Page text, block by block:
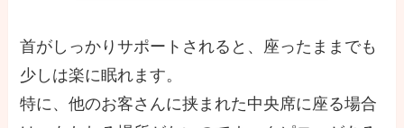
首がしっかりサポートされると、座ったままでも
少しは楽に眠れます。
特に、他のお客さんに挟まれた中央席に座る場合